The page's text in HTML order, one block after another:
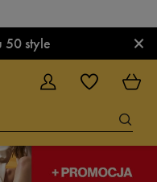
50 style ×